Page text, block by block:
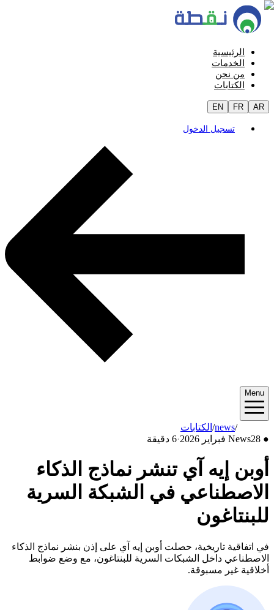
الرئيسية
الخدمات
من نحن
الكتابات
EN FR AR
تسجيل الدخول
Menu
الكتابات/news
●
News28 فبراير 2026 ·6 دقيقة
أوبن إيه آي تنشر نماذج الذكاء
الاصطناعي في الشبكة السرية
للبنتاغون
في اتفاقية تاريخية، حصلت أوبن إيه آي على إذن بنشر نماذج الذكاء
الاصطناعي داخل الشبكات السرية للبنتاغون، مع وضع ضوابط
أخلاقية غير مسبوقة.